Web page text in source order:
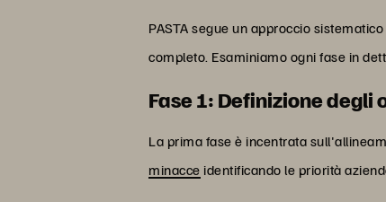
PASTA segue un approccio
completo. Esaminiamo ogni fase in
Fase 1: Definizione degli
La prima fase è incentrata
minacce identificando le priorità